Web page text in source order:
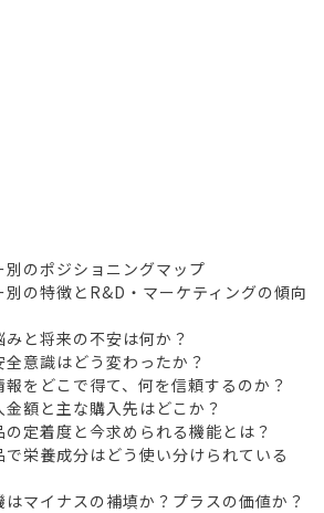
のポジショニングマップ
の特徴とR&D・マーケティングの傾向
と将来の不安は何か？
意識はどう変わったか？
をどこで得て、何を信頼するのか？
額と主な購入先はどこか？
定着度と今求められる機能とは？
栄養成分はどう使い分けられている
マイナスの補填か？プラスの価値か？